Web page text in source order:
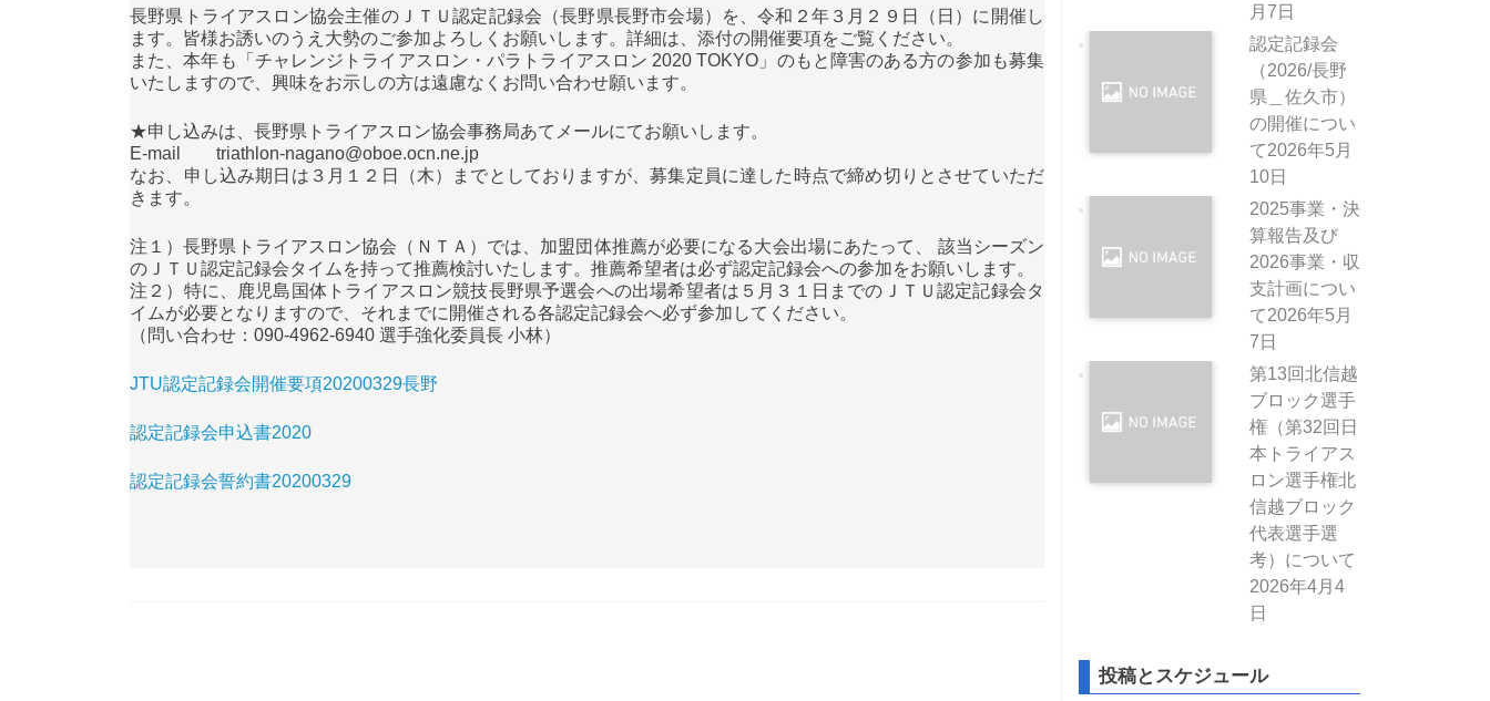
長野県トライアスロン協会主催のＪＴＵ認定記録会（長野県長野市会場）を、令和２年３月２９日（日）に開催し
ます。皆様お誘いのうえ大勢のご参加よろしくお願いします。詳細は、添付の開催要項をご覧ください。
また、本年も「チャレンジトライアスロン・パラトライアスロン 2020 TOKYO」のもと障害のある方の参加も募集
いたしますので、興味をお示しの方は遠慮なくお問い合わせ願います。
★申し込みは、長野県トライアスロン協会事務局あてメールにてお願いします。
E-mail triathlon-nagano@oboe.ocn.ne.jp
なお、申し込み期日は３月１２日（木）までとしておりますが、募集定員に達した時点で締め切りとさせていただ
きます。
注１）長野県トライアスロン協会（ＮＴＡ）では、加盟団体推薦が必要になる大会出場にあたって、 該当シーズン
のＪＴＵ認定記録会タイムを持って推薦検討いたします。推薦希望者は必ず認定記録会への参加をお願いします。
注２）特に、鹿児島国体トライアスロン競技長野県予選会への出場希望者は５月３１日までのＪＴＵ認定記録会タ
イムが必要となりますので、それまでに開催される各認定記録会へ必ず参加してください。
（問い合わせ：090-4962-6940 選手強化委員長 小林）
JTU認定記録会開催要項20200329長野
認定記録会申込書2020
認定記録会誓約書20200329
月7日
認定記録会
（2026/長野
県＿佐久市）
の開催につい
て2026年5月
10日
2025事業・決
算報告及び
2026事業・収
支計画につい
て2026年5月
7日
第13回北信越
ブロック選手
権（第32回日
本トライアス
ロン選手権北
信越ブロック
代表選手選
考）について
2026年4月4
日
投稿とスケジュール